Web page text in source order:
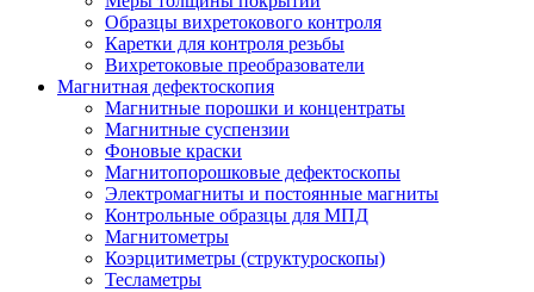
Образцы вихретокового контроля
Каретки для контроля резьбы
Вихретоковые преобразователи
Магнитная дефектоскопия
Магнитные порошки и концентраты
Магнитные суспензии
Фоновые краски
Магнитопорошковые дефектоскопы
Электромагниты и постоянные магниты
Контрольные образцы для МПД
Магнитометры
Коэрцитиметры (структуроскопы)
Тесламетры